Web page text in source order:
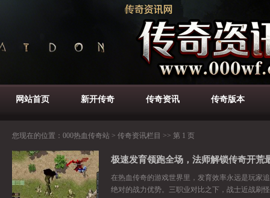
网站首页 新开传奇 传奇资讯 传奇版本
您现在的位置： 000热血传奇站 > 传奇资讯栏目 >> 第 1 页
极速发育领跑全场，法师解锁传奇开荒
在热血传奇的游戏世界里，发育效率永远是玩家
绝对的战力优势。三职业对比之下，战士近战刷